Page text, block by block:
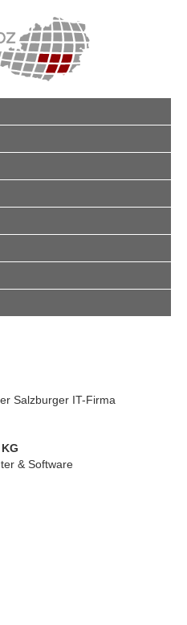
Salzburger IT-Firma
& Software